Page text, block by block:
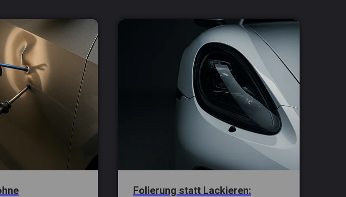
Folierung statt Lackieren: